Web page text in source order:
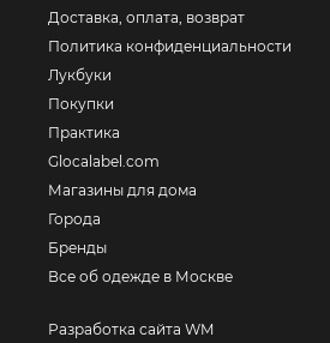
Доставка, оплата, возврат
Политика конфиденциальности
Лукбуки
Покупки
Практика
Glocalabel.com
Магазины для дома
Города
Бренды
Все об одежде в Москве
Разработка сайта WM